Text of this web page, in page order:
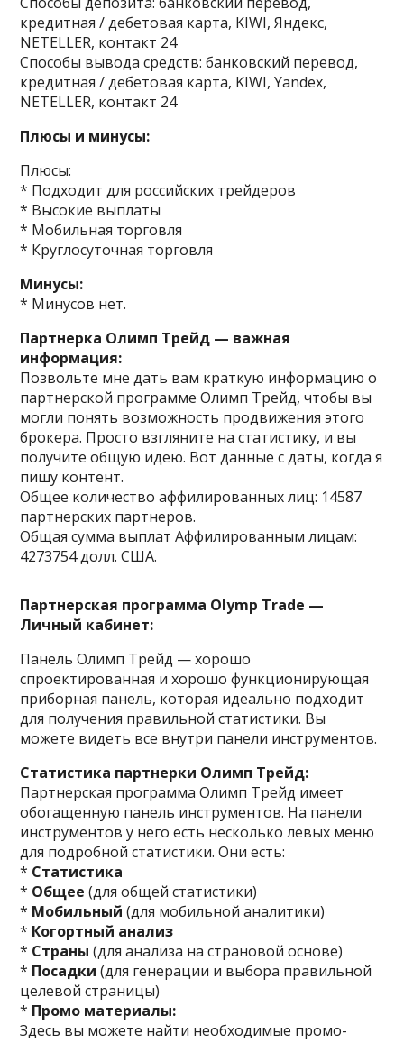
кредитная / дебетовая карта, KIWI, Яндекс,
NETELLER, контакт 24
Способы вывода средств: банковский перевод,
кредитная / дебетовая карта, KIWI, Yandex,
NETELLER, контакт 24
Плюсы и минусы:
Плюсы:
* Подходит для российских трейдеров
* Высокие выплаты
* Мобильная торговля
* Круглосуточная торговля
Минусы:
* Минусов нет.
Партнерка Олимп Трейд — важная
информация:
Позвольте мне дать вам краткую информацию о
партнерской программе Олимп Трейд, чтобы вы
могли понять возможность продвижения этого
брокера. Просто взгляните на статистику, и вы
получите общую идею. Вот данные с даты, когда я
пишу контент.
Общее количество аффилированных лиц: 14587
партнерских партнеров.
Общая сумма выплат Аффилированным лицам:
4273754 долл. США.
Партнерская программа Olymp Trade —
Личный кабинет:
Панель Олимп Трейд — хорошо
спроектированная и хорошо функционирующая
приборная панель, которая идеально подходит
для получения правильной статистики. Вы
можете видеть все внутри панели инструментов.
Статистика партнерки Олимп Трейд:
Партнерская программа Олимп Трейд имеет
обогащенную панель инструментов. На панели
инструментов у него есть несколько левых меню
для подробной статистики. Они есть:
* Статистика
* Общее (для общей статистики)
* Мобильный (для мобильной аналитики)
* Когортный анализ
* Страны (для анализа на страновой основе)
* Посадки (для генерации и выбора правильной
целевой страницы)
* Промо материалы:
Здесь вы можете найти необходимые промо-